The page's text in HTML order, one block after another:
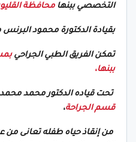
التخصصي ببنها محافظة
بقيادة الدكتورة محمود
تمكن الفريق الطبي الجراحي
ببنها،
تحت قياده الدكتور محمد
قسم الجراحة،
من إنقاذ حياه طفله تعانى من